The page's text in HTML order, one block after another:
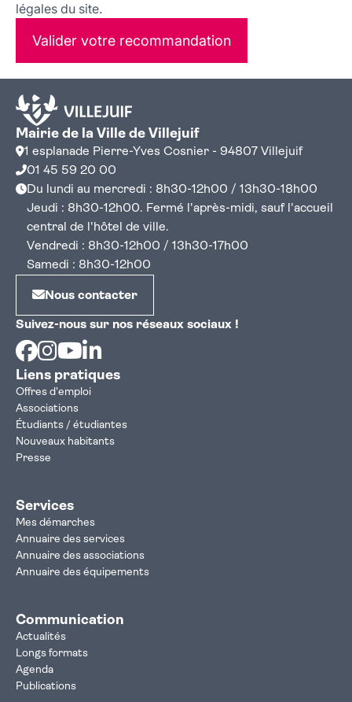
légales du site.
Valider votre recommandation
Mairie de la Ville de Villejuif
1 esplanade Pierre-Yves Cosnier - 94807 Villejuif
01 45 59 20 00
Du lundi au mercredi : 8h30-12h00 / 13h30-18h00
Jeudi : 8h30-12h00. Fermé l'après-midi, sauf l'accueil
central de l'hôtel de ville.
Vendredi : 8h30-12h00 / 13h30-17h00
Samedi : 8h30-12h00
Nous contacter
Suivez-nous sur nos réseaux sociaux !
Facebook
Instagram
Youtube
Liens pratiques
Offres d'emploi
Associations
Étudiants / étudiantes
Nouveaux habitants
Presse
Services
Mes démarches
Annuaire des services
Annuaire des associations
Annuaire des équipements
Communication
Actualités
Longs formats
Agenda
Publications